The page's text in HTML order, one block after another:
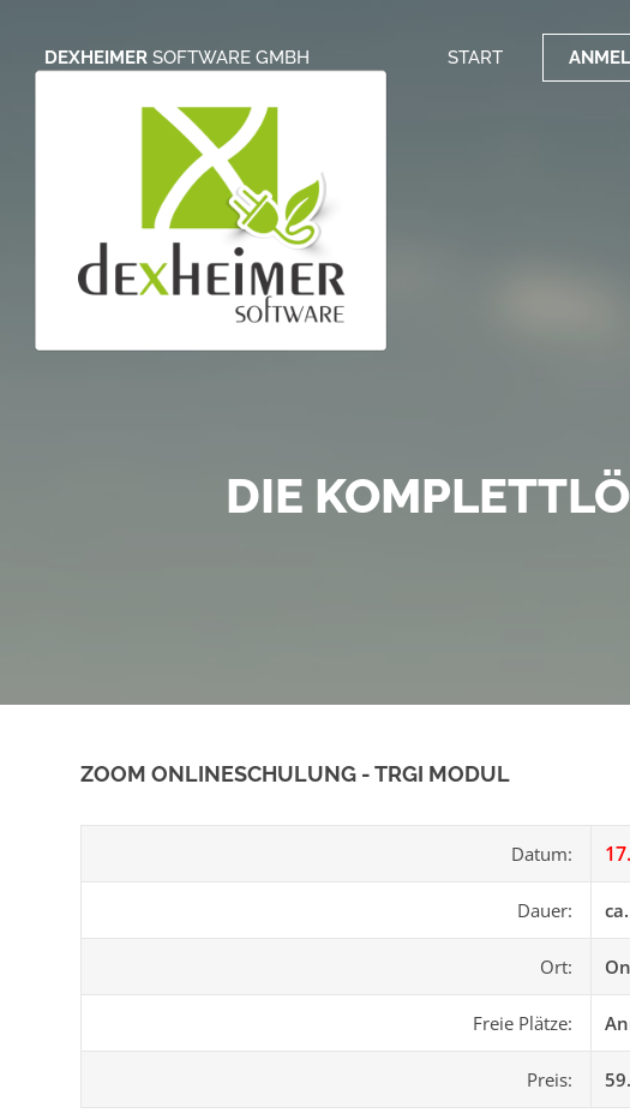
DEXHEIMER SOFTWARE GMBH START
DIE
ONLINE BRIEFE
ZOOM ONLINESCHULUNG - TRGI MODUL
Datum:
Dauer:
Ort:
Freie Plätze:
Preis: